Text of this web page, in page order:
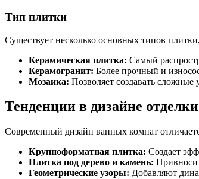
Тип плитки
Существует несколько основных типов
Керамическая плитка: Самый
Керамогранит: Более прочный и
Мозаика: Позволяет создавать
Тенденции в дизайне
Современный дизайн ванных комнат
Крупноформатная плитка: Создает
Плитка под дерево и камень:
Геометрические узоры: Добавляют